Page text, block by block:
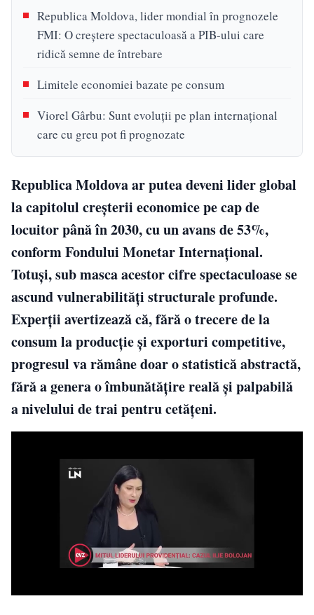
Republica Moldova, lider mondial în prognozele
FMI: O creștere spectaculoasă a PIB-ului care
ridică semne de întrebare
Limitele economiei bazate pe consum
Viorel Gârbu: Sunt evoluţii pe plan internaţional
care cu greu pot fi prognozate
Republica Moldova ar putea deveni lider global
la capitolul creșterii economice pe cap de
locuitor până în 2030, cu un avans de 53%,
conform Fondului Monetar Internațional.
Totuși, sub masca acestor cifre spectaculoase se
ascund vulnerabilități structurale profunde.
Experții avertizează că, fără o trecere de la
consum la producție și exporturi competitive,
progresul va rămâne doar o statistică abstractă,
fără a genera o îmbunătățire reală și palpabilă
a nivelului de trai pentru cetățeni.